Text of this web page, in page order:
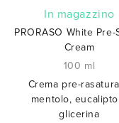
In magazzino
PRORASO White Pre-
Cream
100 ml
Crema pre-
mentolo,
glicerina